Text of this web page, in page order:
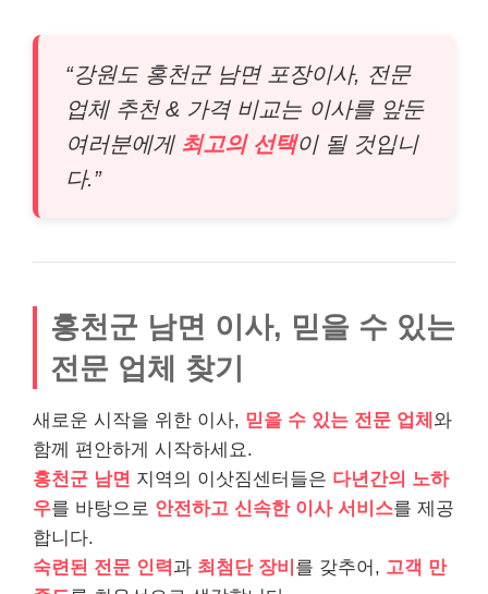
“강원도 홍천군 남면 포장이사, 전문
업체 추천 & 가격 비교는 이사를 앞둔
여러분에게 최고의 선택이 될 것입니
다.”
홍천군 남면 이사, 믿을 수 있는
전문 업체 찾기
새로운 시작을 위한 이사, 믿을 수 있는 전문 업체 와
함께 편안하게 시작하세요.
홍천군 남면 지역의 이삿짐센터들은 다년간의 노하
우를 바탕으로 안전하고 신속한 이사 서비스를 제공
합니다.
숙련된 전문 인력 과 최첨단 장비 를 갖추어, 고객 만